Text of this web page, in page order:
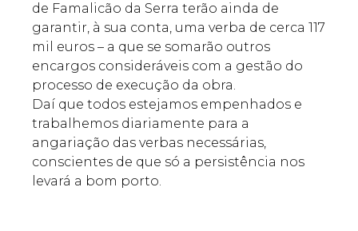
de Famalicão da Serra terão ainda de
garantir, à sua conta, uma verba de cerca 117
mil euros – a que se somarão outros
encargos consideráveis com a gestão do
processo de execução da obra.
Daí que todos estejamos empenhados e
trabalhemos diariamente para a
angariação das verbas necessárias,
conscientes de que só a persistência nos
levará a bom porto.